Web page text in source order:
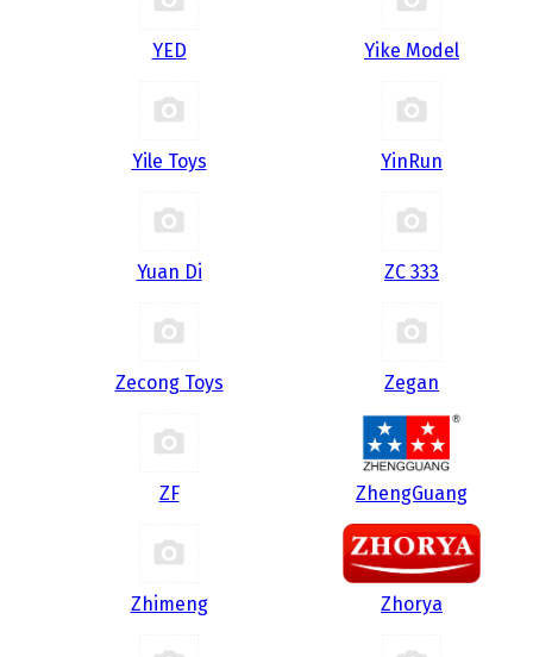
YED Yike Model
Yile Toys YinRun
Yuan Di ZC 333
Zecong Toys Zegan
ZF ZhengGuang
Zhimeng Zhorya